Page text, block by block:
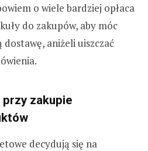
o wiele bardziej opłaca
do zakupów, aby móc
aniżeli uiszczać
przy zakupie
decydują się na